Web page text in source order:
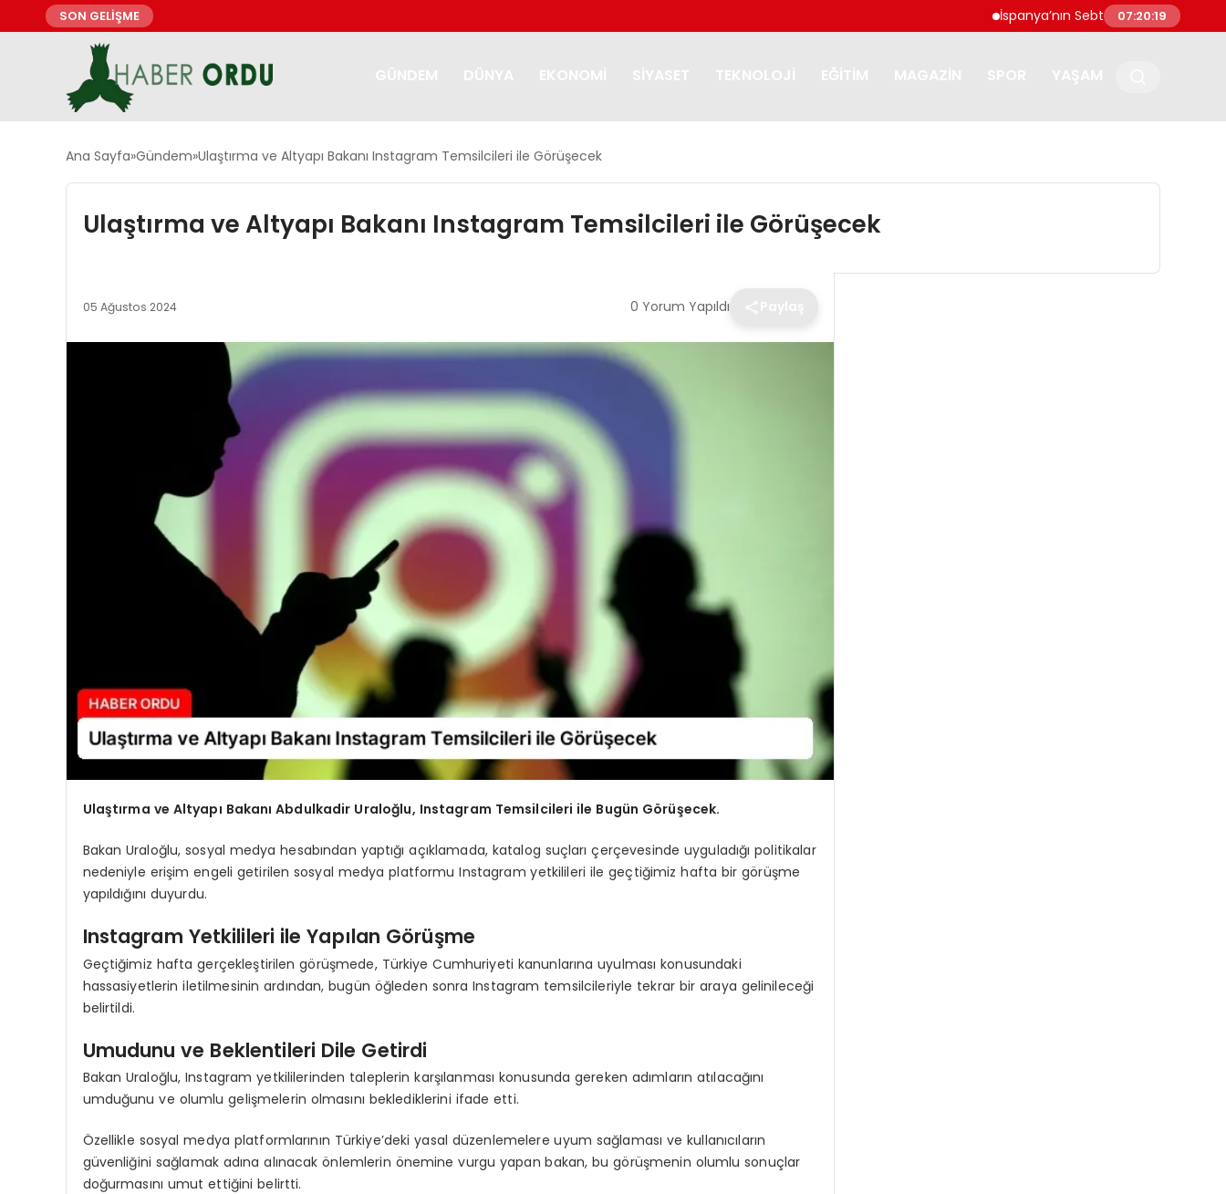
SON GELİŞME İspanya’nın Sebte kentine göçmen
07:20:19
Ana Sayfa Gündem Ulaştırma ve Altyapı Bakanı Instagram Temsilcileri ile Görüşecek
Ulaştırma ve Altyapı Bakanı Instagram Temsilcileri ile Görüşecek
05 Ağustos 2024 0 Yorum Yapıldı
Ulaştırma ve Altyapı Bakanı Abdulkadir Uraloğlu, Instagram Temsilcileri ile Bugün Görüşecek.
Bakan Uraloğlu, sosyal medya hesabından yaptığı açıklamada, katalog suçları çerçevesinde uyguladığı politikalar
nedeniyle erişim engeli getirilen sosyal medya platformu Instagram yetkilileri ile geçtiğimiz hafta bir görüşme
yapıldığını duyurdu.
Instagram Yetkilileri ile Yapılan Görüşme
Geçtiğimiz hafta gerçekleştirilen görüşmede, Türkiye Cumhuriyeti kanunlarına uyulması konusundaki
hassasiyetlerin iletilmesinin ardından, bugün öğleden sonra Instagram temsilcileriyle tekrar bir araya gelinileceği
belirtildi.
Umudunu ve Beklentileri Dile Getirdi
Bakan Uraloğlu, Instagram yetkililerinden taleplerin karşılanması konusunda gereken adımların atılacağını
umduğunu ve olumlu gelişmelerin olmasını beklediklerini ifade etti.
Özellikle sosyal medya platformlarının Türkiye’deki yasal düzenlemelere uyum sağlaması ve kullanıcıların
güvenliğini sağlamak adına alınacak önlemlerin önemine vurgu yapan bakan, bu görüşmenin olumlu sonuçlar
doğurmasını umut ettiğini belirtti.